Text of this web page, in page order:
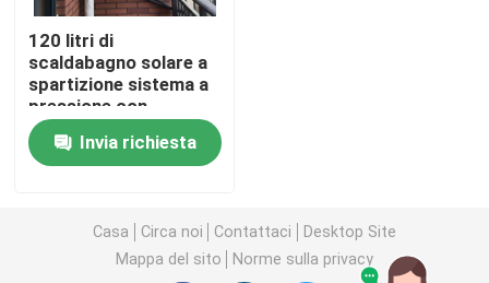
Casa.
120 litri di
scaldabagno solare a
spartizione sistema a
pressione con
serbatoio di acqua
solare smaltato
Invia richiesta
Casa Circa noi Contattaci
Desktop Site
Mappa del sito
Norme sulla privacy